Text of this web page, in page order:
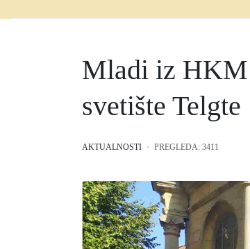
Mladi iz HKM
svetište Telgte
AKTUALNOSTI PREGLEDA: 3411